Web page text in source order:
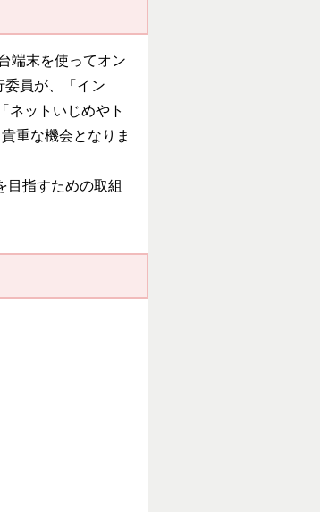
端末を使ってオン
員が、「イン
ネットいじめやト
重な機会となりま
目指すための取組